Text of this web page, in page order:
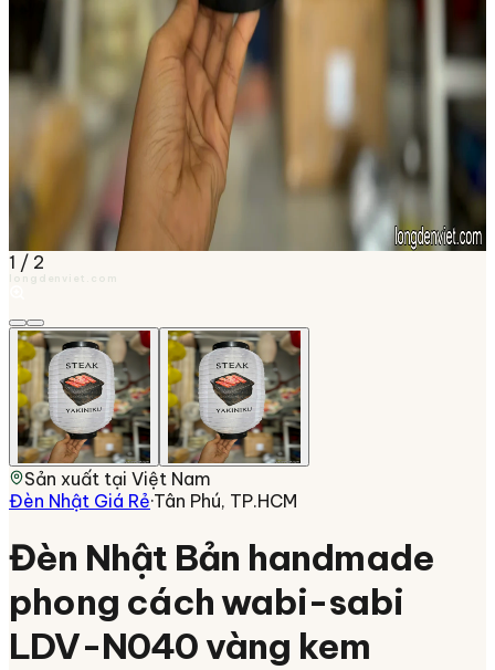
1 / 2
longdenviet.com
Sản xuất tại Việt Nam
Đèn Nhật Giá Rẻ·Tân Phú, TP.HCM
Đèn Nhật Bản handmade
phong cách wabi-sabi
LDV-N040 vàng kem